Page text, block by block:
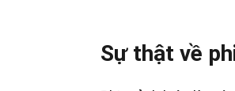
Sự thật về